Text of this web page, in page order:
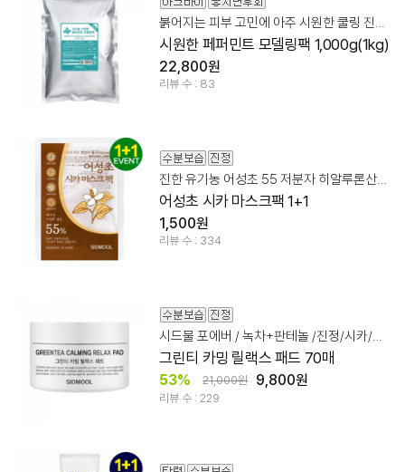
시원한 페퍼민트 모델링팩 1,000g(1kg)
22,800원
리뷰 수 : 83
진한 유기농 어성초 55 저분자 히알루론산/병풀파우더
어성초 시카 마스크팩 1+1
1,500원
리뷰 수 : 334
시드물 포에버 / 녹차+판테놀 /진정/시카/수분/토닝/
그린티 카밍 릴랙스 패드 70매
53% 21,000원 9,800원
리뷰 수 : 229